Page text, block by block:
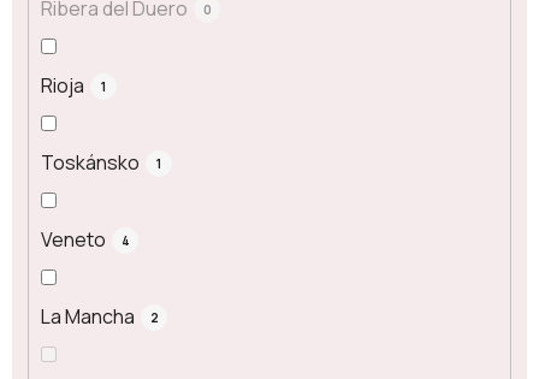
Ribera del Duero 0
Rioja 1
Toskánsko 1
Veneto 4
La Mancha 2